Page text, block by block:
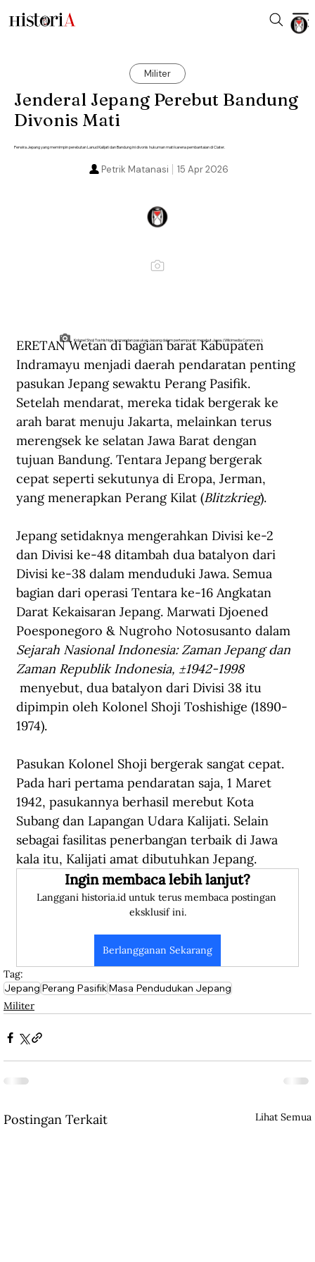
Militer
Jenderal Jepang Perebut Bandung
Divonis Mati
Perwira Jepang yang memimpin perebutan Lanud Kalijati dan Bandung ini divonis hukuman mati karena pembantaian di Ciater.
15 Apr 2026
Petrik Matanasi
Kolonel Shoji Toshishige, komandan pasukan Jepang dalam pertempuran merebut Jawa. (Wikimedia Commons).
ERETAN Wetan di bagian barat Kabupaten
Indramayu menjadi daerah pendaratan penting
pasukan Jepang sewaktu Perang Pasifik.
Setelah mendarat, mereka tidak bergerak ke
arah barat menuju Jakarta, melainkan terus
merengsek ke selatan Jawa Barat dengan
tujuan Bandung. Tentara Jepang bergerak
cepat seperti sekutunya di Eropa, Jerman,
yang menerapkan Perang Kilat (Blitzkrieg).
Jepang setidaknya mengerahkan Divisi ke-2
dan Divisi ke-48 ditambah dua batalyon dari
Divisi ke-38 dalam menduduki Jawa. Semua
bagian dari operasi Tentara ke-16 Angkatan
Darat Kekaisaran Jepang. Marwati Djoened
Poesponegoro & Nugroho Notosusanto dalam
Sejarah Nasional Indonesia: Zaman Jepang dan
Zaman Republik Indonesia, ±1942-1998
menyebut, dua batalyon dari Divisi 38 itu
dipimpin oleh Kolonel Shoji Toshishige (1890-
1974).
Pasukan Kolonel Shoji bergerak sangat cepat.
Pada hari pertama pendaratan saja, 1 Maret
1942, pasukannya berhasil merebut Kota
Subang dan Lapangan Udara Kalijati. Selain
sebagai fasilitas penerbangan terbaik di Jawa
kala itu, Kalijati amat dibutuhkan Jepang.
Ingin membaca lebih lanjut?
Langgani historia.id untuk terus membaca postingan
eksklusif ini.
Berlangganan Sekarang
Tag:
JepangPerang PasifikMasa Pendudukan Jepang
Militer
Postingan Terkait Lihat Semua